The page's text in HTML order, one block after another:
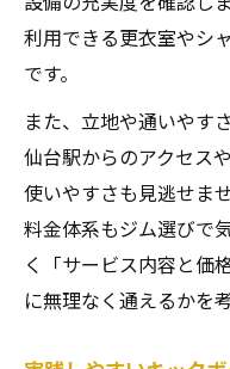
利用できる更衣室やシ
です。
また、立地や通いやす
仙台駅からのアクセス
使いやすさも見逃せませ
料金体系もジム選びで
く「サービス内容と価
に無理なく通えるかを